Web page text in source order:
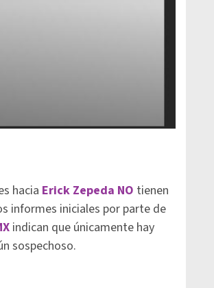
hacia Erick Zepeda NO tienen
informes iniciales por parte de
indican que únicamente hay
sospechoso.